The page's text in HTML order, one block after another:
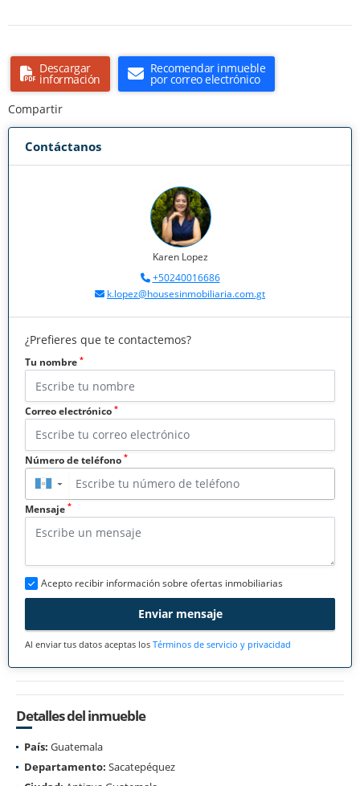
Descargar
información
Recomendar inmueble
por correo electrónico
Compartir
Contáctanos
Karen Lopez
+50240016686
k.lopez@housesinmobiliaria.com.gt
¿Prefieres que te contactemos?
Tu nombre *
Correo electrónico *
Número de teléfono *
▼
Mensaje *
Acepto recibir información sobre ofertas inmobiliarias
Enviar mensaje
Al enviar tus datos aceptas los Términos de servicio y privacidad
Detalles del inmueble
País: Guatemala
Departamento: Sacatepéquez